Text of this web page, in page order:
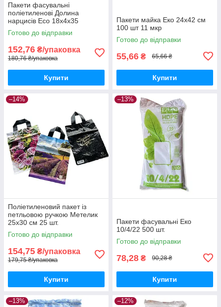
Пакети фасувальні
поліетиленові Долина
нарцисів Eco 18x4x35
Готово до відправки
152,76 ₴/упаковка
180,76 ₴/упаковка
Купити
Пакети майка Еко 24х42 см
100 шт 11 мкр
Готово до відправки
55,66 ₴ 65,66 ₴
Купити
–14%
Поліетиленовий пакет із
петльовою ручкою Метелик
25х30 см 25 шт.
Готово до відправки
154,75 ₴/упаковка
179,75 ₴/упаковка
Купити
–13%
Пакети фасувальні Еко
10/4/22 500 шт.
Готово до відправки
78,28 ₴ 90,28 ₴
Купити
–13% –12%